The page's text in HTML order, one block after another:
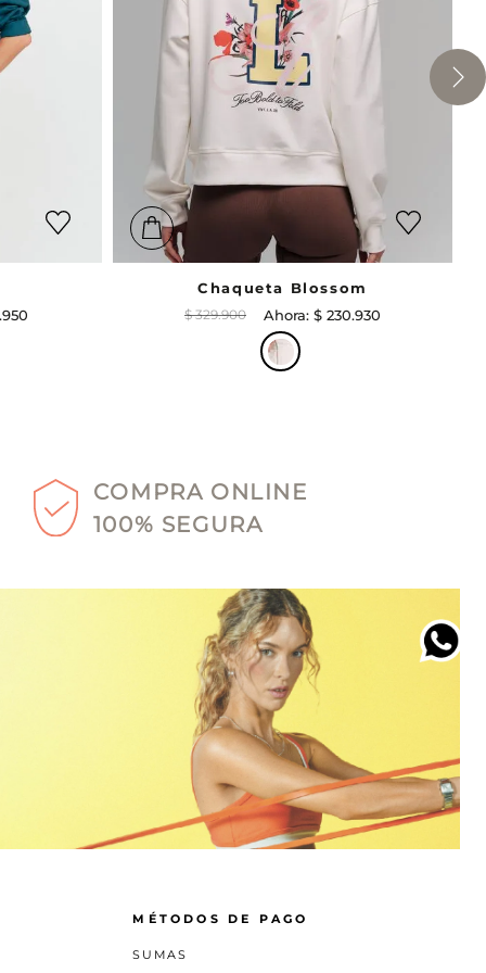
950
Chaqueta Blossom
$ 329.900 $ 230.930
COMPRA ONLINE
100% SEGURA
MÉTODOS DE PAGO
SUMAS